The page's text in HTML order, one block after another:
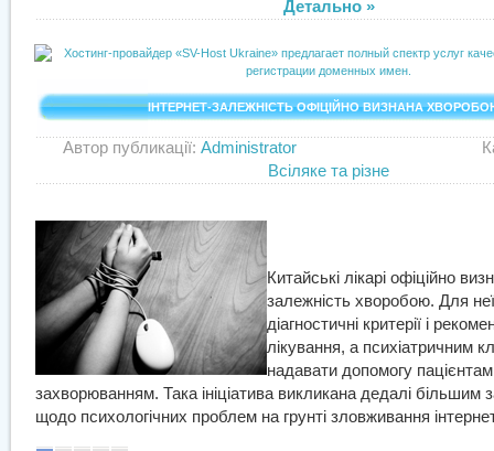
Детально »
ІНТЕРНЕТ-ЗАЛЕЖНІСТЬ ОФІЦІЙНО ВИЗНАНА
Автор публикації: Administrator
Всіляке та різне
Китайські лікарі офіційно
залежність хворобою. Для
діагностичні критерії і
лікування, а психіатричним
надавати допомогу
захворюванням. Така ініціатива викликана дедалі більшим
щодо психологічних проблем на грунті зловживання